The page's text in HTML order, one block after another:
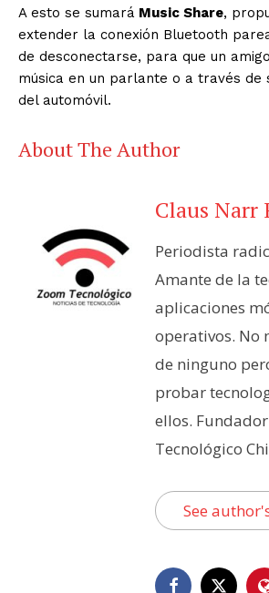
A esto se sumará Music Share,
extender la conexión Bluetooth
de desconectarse, para que un
música en un parlante o a través de
del automóvil.
About The Author
Claus Narr
Periodista
Amante de la
aplicaciones
operativos. No
de ninguno
probar
ellos.
Tecnológico
See